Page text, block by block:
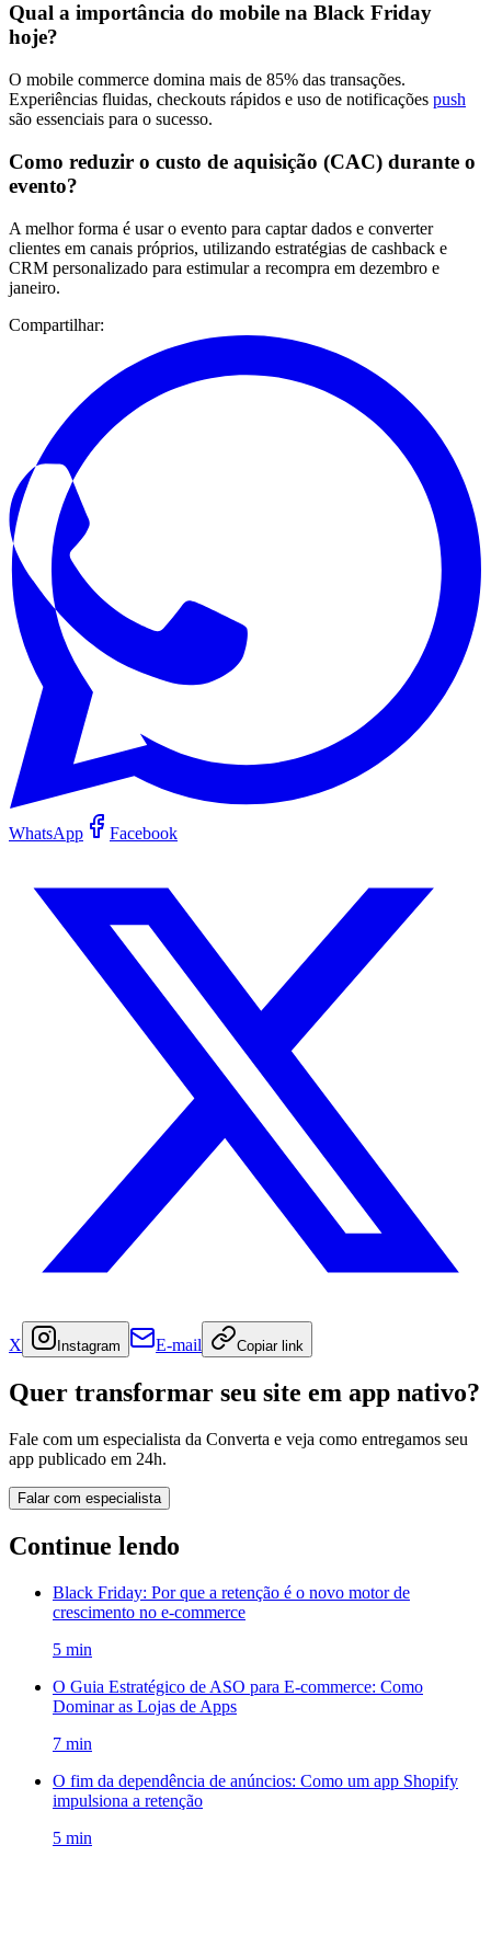
Qual a importância do mobile na Black Friday
hoje?
O mobile commerce domina mais de 85% das transações.
Experiências fluidas, checkouts rápidos e uso de notificações push
são essenciais para o sucesso.
Como reduzir o custo de aquisição (CAC) durante o
evento?
A melhor forma é usar o evento para captar dados e converter
clientes em canais próprios, utilizando estratégias de cashback e
CRM personalizado para estimular a recompra em dezembro e
janeiro.
Compartilhar:
WhatsApp Facebook
X Instagram E-mail Copiar link
Quer transformar seu site em app nativo?
Fale com um especialista da Converta e veja como entregamos seu
app publicado em 24h.
Falar com especialista
Continue lendo
Black Friday: Por que a retenção é o novo motor de
crescimento no e-commerce
5 min
O Guia Estratégico de ASO para E-commerce: Como
Dominar as Lojas de Apps
7 min
O fim da dependência de anúncios: Como um app Shopify
impulsiona a retenção
5 min